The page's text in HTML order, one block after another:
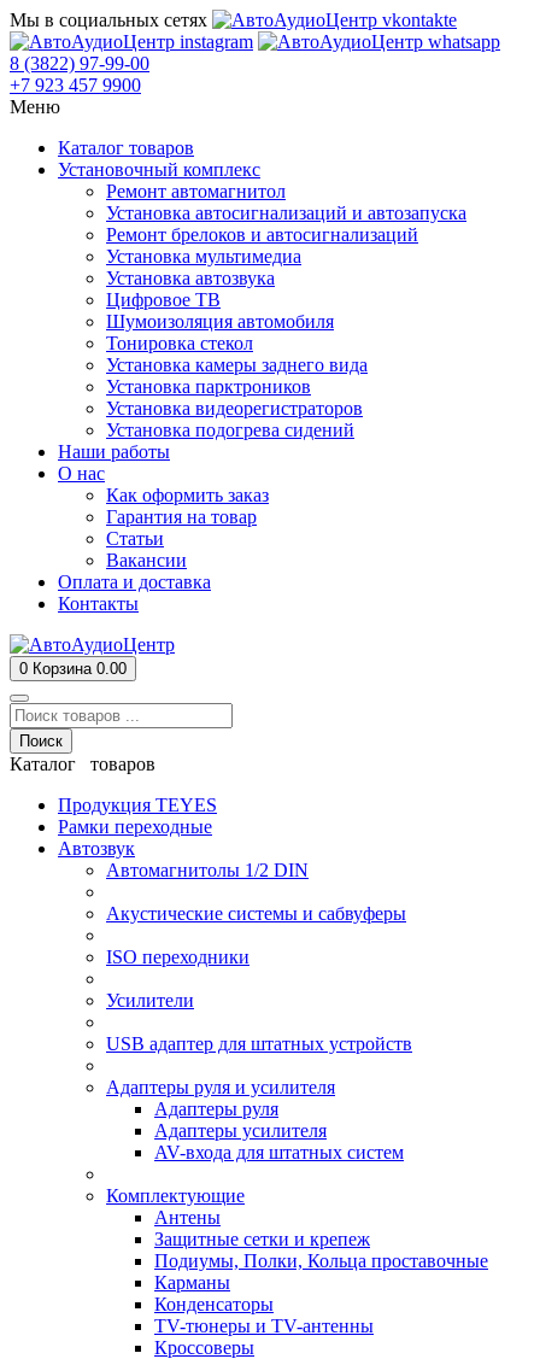
Мы в социальных сетях
8 (3822) 97-99-00
+7 923 457 9900
Меню
Каталог товаров
Установочный комплекс
Ремонт автомагнитол
Установка автосигнализаций и автозапуска
Ремонт брелоков и автосигнализаций
Установка мультимедиа
Установка автозвука
Цифровое ТВ
Шумоизоляция автомобиля
Тонировка стекол
Установка камеры заднего вида
Установка парктроников
Установка видеорегистраторов
Установка подогрева сидений
Наши работы
О нас
Как оформить заказ
Гарантия на товар
Статьи
Вакансии
Оплата и доставка
Контакты
0 Корзина 0.00
Поиск
Каталог товаров
Продукция TEYES
Рамки переходные
Автозвук
Автомагнитолы 1/2 DIN
Акустические системы и сабвуферы
ISO переходники
Усилители
USB адаптер для штатных устройств
Адаптеры руля и усилителя
Адаптеры руля
Адаптеры усилителя
AV-входа для штатных систем
Комплектующие
Антены
Защитные сетки и крепеж
Подиумы, Полки, Кольца проставочные
Карманы
Конденсаторы
TV-тюнеры и TV-антенны
Кроссоверы